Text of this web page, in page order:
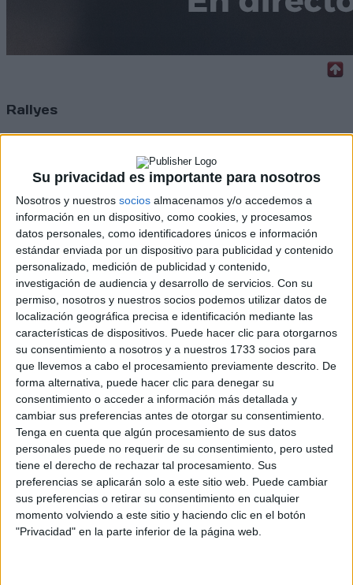
Su privacidad es importante para nosotros
Nosotros y nuestros socios almacenamos y/o accedemos a
información en un dispositivo, como cookies, y procesamos
datos personales, como identificadores únicos e información
estándar enviada por un dispositivo para publicidad y contenido
personalizado, medición de publicidad y contenido,
investigación de audiencia y desarrollo de servicios. Con su
permiso, nosotros y nuestros socios podemos utilizar datos de
localización geográfica precisa e identificación mediante las
características de dispositivos. Puede hacer clic para otorgarnos
su consentimiento a nosotros y a nuestros 1733 socios para
que llevemos a cabo el procesamiento previamente descrito. De
forma alternativa, puede hacer clic para denegar su
consentimiento o acceder a información más detallada y
cambiar sus preferencias antes de otorgar su consentimiento.
Tenga en cuenta que algún procesamiento de sus datos
personales puede no requerir de su consentimiento, pero usted
tiene el derecho de rechazar tal procesamiento. Sus
preferencias se aplicarán solo a este sitio web. Puede cambiar
sus preferencias o retirar su consentimiento en cualquier
momento volviendo a este sitio y haciendo clic en el botón
"Privacidad" en la parte inferior de la página web.
Rallyes
WRC
ERC
CERA
CERT
Internacionales
Campeonatos Autonómicos
Históricos
Dakar
RallyCross
Circuitos
Fórmula E
F2 / F3 / F4
Resistencia
Indycar
Otros
Producto
Producto
Web pensada para poder ofrecer diferentes
productos propios y ajenos para que los